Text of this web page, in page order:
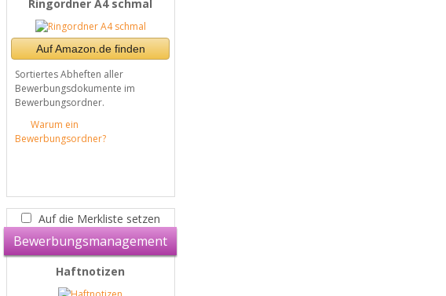
Ringordner A4 schmal
Auf Amazon.de finden
Sortiertes Abheften aller
Bewerbungsdokumente im
Bewerbungsordner.
Warum ein
Bewerbungsordner?
Auf die Merkliste setzen
Bewerbungsmanagement
Haftnotizen